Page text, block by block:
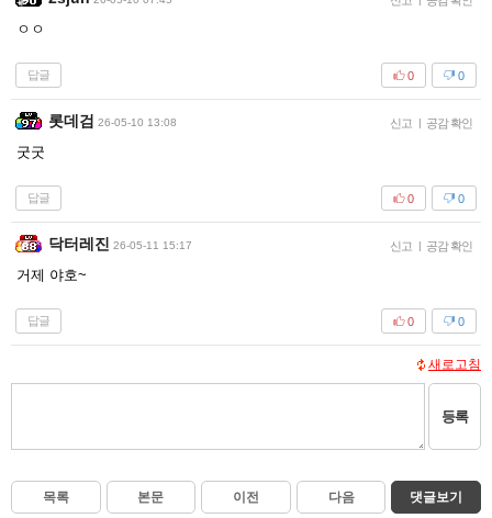
ㅇㅇ
답글 0
0
롯데검 26-05-10 13:08 신고 | 공감 확인
굿굿
답글 0
0
닥터레진 26-05-11 15:17 신고 | 공감 확인
거제 야호~
답글 0
0
새로고침
등록
목록 본문 이전 다음 댓글보기